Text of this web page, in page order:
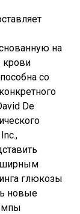
на
крови
со
De
глюкозы
новые